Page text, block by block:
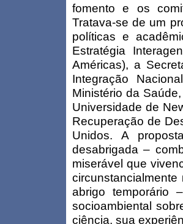
fomento e os
Tratava-se de um
políticas e
Estratégia
Américas), a
Integração
Ministério da
Universidade de
Recuperação de
Unidos. A
desabrigada –
miserável que
abrigo temporário
socioambiental
ciência, sua